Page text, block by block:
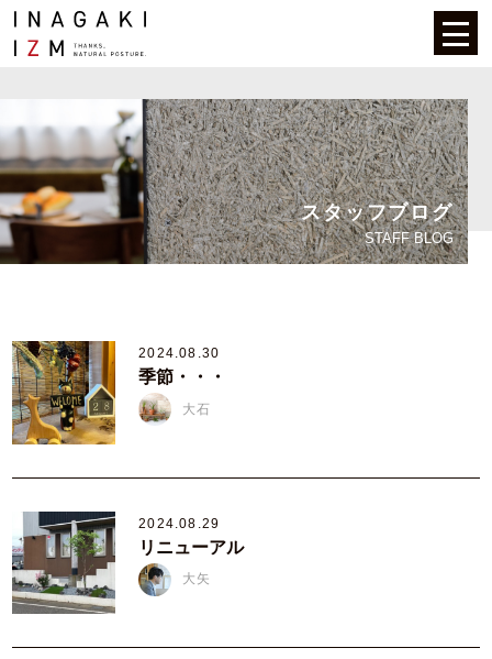
スタッフブログ
STAFF BLOG
2024.08.30
季節・・・
大石
2024.08.29
リニューアル
大矢